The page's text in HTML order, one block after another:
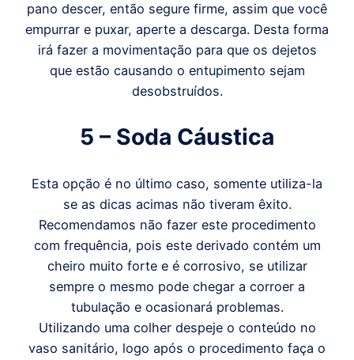
pano descer, então segure firme, assim que você
empurrar e puxar, aperte a descarga. Desta forma
irá fazer a movimentação para que os dejetos
que estão causando o entupimento sejam
desobstruídos.
5 – Soda Cáustica
Esta opção é no último caso, somente utiliza-la
se as dicas acimas não tiveram êxito.
Recomendamos não fazer este procedimento
com frequência, pois este derivado contém um
cheiro muito forte e é corrosivo, se utilizar
sempre o mesmo pode chegar a corroer a
tubulação e ocasionará problemas.
Utilizando uma colher despeje o conteúdo no
vaso sanitário, logo após o procedimento faça o